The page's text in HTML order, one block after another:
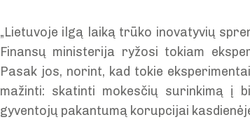
„Lietuvoje ilgą laiką trūko inovatyvių
Finansų ministerija ryžosi tokiam
Pasak jos, norint, kad tokie
mažinti: skatinti mokesčių surinkimą į
gyventojų pakantumą korupcijai